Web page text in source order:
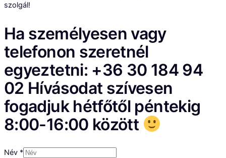
szolgál!
Ha személyesen vagy
telefonon szeretnél
egyeztetni: +36 30 184 94
02 Hívásodat szívesen
fogadjuk hétfőtől péntekig
8:00-16:00 között
Név *